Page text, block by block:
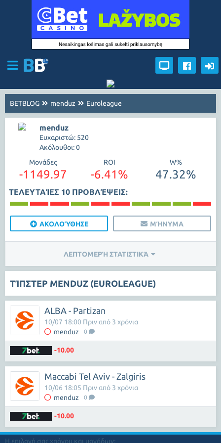
BETBLOG menduz Euroleague
menduz
Ευχαριστώ: 520
Ακόλουθοι: 0
Μονάδες
-1149.97
ROI
-6.41%
W%
47.32%
ΤΕΛΕΥΤΑΊΕΣ 10 ΠΡΟΒΛΈΨΕΙΣ:
ΑΚΟΛΟΎΘΗΣΕ ΜΉΝΥΜΑ
ΛΕΠΤΟΜΕΡΉ ΣΤΑΤΙΣΤΙΚΆ
ΤΊΠΣΤΕΡ MENDUZ (EUROLEAGUE)
ALBA - Partizan
menduz 0
10/07 18:00 Πριν από 3 χρόνια
-10.00
Maccabi Tel Aviv - Zalgiris
menduz 0
10/06 18:05 Πριν από 3 χρόνια
-10.00
Η επιλογή σας χρόνου και μονάδων: